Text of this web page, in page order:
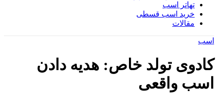
تهاتر اسب
خرید اسب قسطی
مقالات
اسب
کادوی تولد خاص: هدیه دادن
اسب واقعی